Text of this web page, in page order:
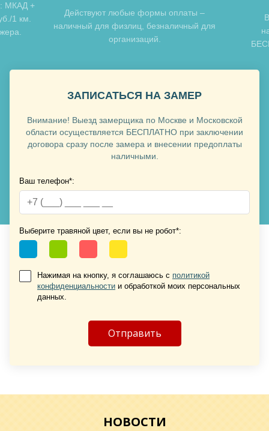
МКАД +
1 км.
Действуют любые формы оплаты –
наличный для физлиц, безналичный для
организаций.
ЗАПИСАТЬСЯ НА ЗАМЕР
Внимание! Выезд замерщика по Москве и Московской
области осуществляется БЕСПЛАТНО при заключении
договора сразу после замера и внесении предоплаты
наличными.
Ваш телефон*:
Выберите травяной цвет, если вы не робот*:
Нажимая на кнопку, я соглашаюсь с политикой
конфиденциальности и обработкой моих персональных
данных.
НОВОСТИ